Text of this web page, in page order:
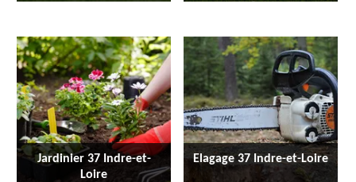
Jardinier 37 Indre-et-
Loire
Elagage 37 Indre-et-Loire